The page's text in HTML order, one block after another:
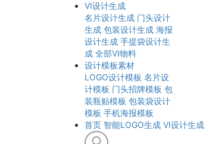
VI设计生成
名片设计生成 门头设计
生成 包装设计生成 海报
设计生成 手提袋设计生
成 全部VI物料
设计模板素材
LOGO设计模板 名片设
计模板 门头招牌模板 包
装瓶贴模板 包装袋设计
模板 手机海报模板
首页 智能LOGO生成 VI设计生成